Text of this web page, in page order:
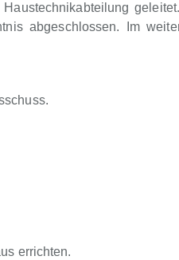
abgeschlossen. Im
errichten.